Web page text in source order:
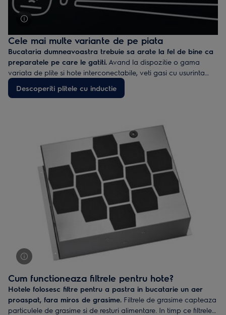
Cele mai multe variante de pe piata
Bucataria dumneavoastra trebuie sa arate la fel de bine ca
preparatele pe care le gatiti. Avand la dispozitie o gama
variata de plite si hote interconectabile, veti gasi cu usurinta
combinatia potrivita pentru bucataria dumneavoastra. Avem
cele mai multe optiuni disponibile pe piata, daca ne raportam
Descoperiti plitele cu inductie
Cum functioneaza filtrele pentru hote?
Hotele folosesc filtre pentru a pastra in bucatarie un aer
proaspat, fara miros de grasime. Filtrele de grasime capteaza
particulele de grasime si de resturi alimentare. In timp ce filtrele